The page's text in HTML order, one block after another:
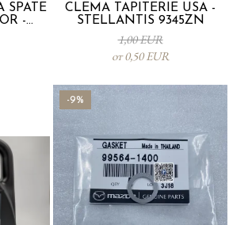
SPATE
-
CLEMA TAPITERIE USA -
STELLANTIS 9345ZN
1,00 EUR
от 0,50 EUR
-9%